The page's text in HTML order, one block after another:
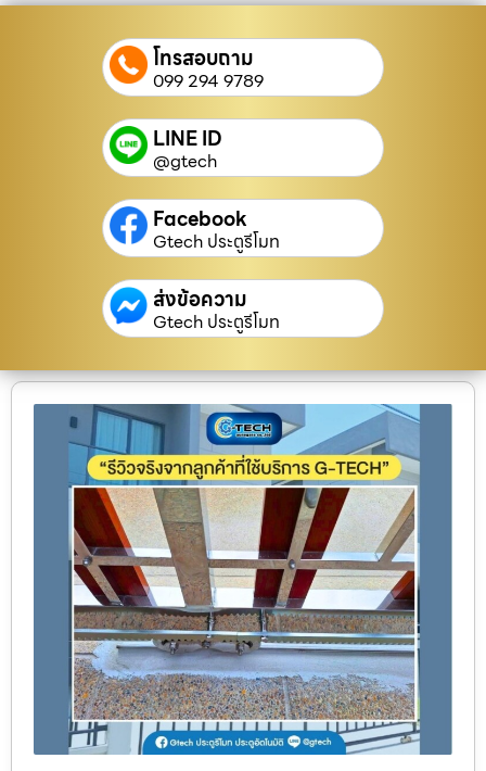
โทรสอบถาม
099 294 9789
LINE ID
@gtech
Facebook
Gtech ประตูรีโมท
ส่งข้อความ
Gtech ประตูรีโมท